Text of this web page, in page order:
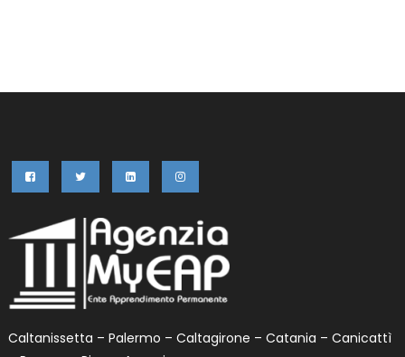
Caltanissetta – Palermo – Caltagirone – Catania – Canicattì